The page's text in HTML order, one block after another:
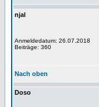
njal
Anmeldedatum: 26.07.2018
Beiträge: 360
Nach oben
Doso